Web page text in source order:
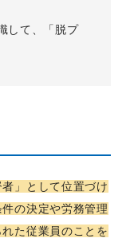
して、「脱プ
」として位置づけ
の決定や労務管理
た従業員のことを